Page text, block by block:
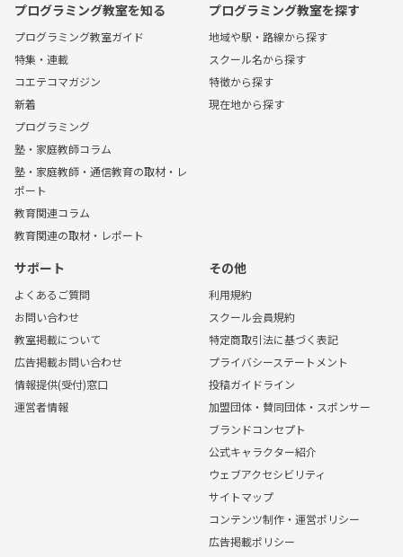
プログラミング教室を知る
プログラミング教室ガイド
特集・連載
コエテコマガジン
新着
プログラミング
塾・家庭教師コラム
塾・家庭教師・通信教育の取材・レ
ポート
教育関連コラム
教育関連の取材・レポート
プログラミング教室を探す
地域や駅・路線から探す
スクール名から探す
特徴から探す
現在地から探す
サポート
よくあるご質問
お問い合わせ
教室掲載について
広告掲載お問い合わせ
情報提供(受付)窓口
運営者情報
その他
利用規約
スクール会員規約
特定商取引法に基づく表記
プライバシーステートメント
投稿ガイドライン
加盟団体・賛同団体・スポンサー
ブランドコンセプト
公式キャラクター紹介
ウェブアクセシビリティ
サイトマップ
コンテンツ制作・運営ポリシー
広告掲載ポリシー